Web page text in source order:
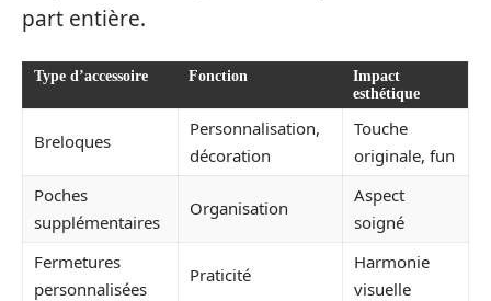
part entière.
Type d’accessoire Fonction
Impact
esthétique
Breloques
Personnalisation,
décoration
Touche
originale, fun
Poches
supplémentaires
Organisation
Aspect
soigné
Fermetures
personnalisées
Praticité
Harmonie
visuelle